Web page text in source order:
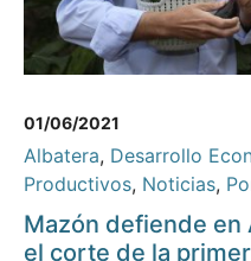
01/06/2021
Albatera, Desarrollo
Productivos, Noticias,
Mazón defiende en
el corte de la